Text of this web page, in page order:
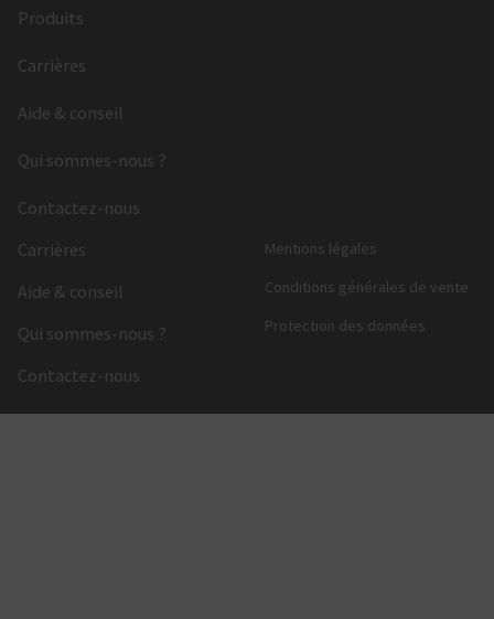
Produits
Carrières
Aide & conseil
Qui sommes-nous ?
Contactez-nous
Carrières
Aide & conseil
Qui sommes-nous ?
Contactez-nous
Mentions légales
Conditions générales de vente
Protection des données